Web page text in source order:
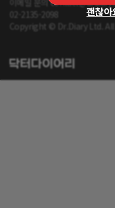
이메일 문의
02-2135-2098
Copyright © Dr.Diary Ltd.
괜찮